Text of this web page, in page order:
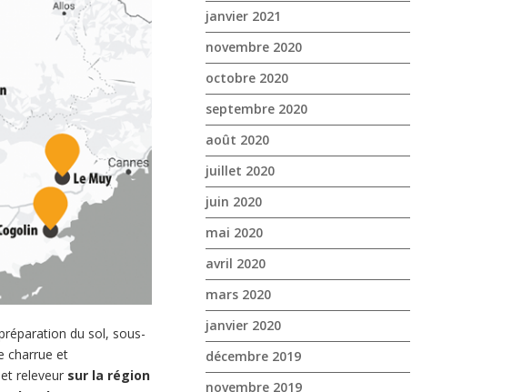
du sol, sous-
charrue et
releveur sur la région
janvier 2021
novembre 2020
octobre 2020
septembre 2020
août 2020
juillet 2020
juin 2020
mai 2020
avril 2020
mars 2020
janvier 2020
décembre 2019
novembre 2019